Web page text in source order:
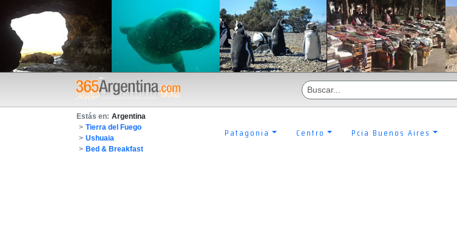
Estás en: Argentina
> Tierra del Fuego
> Ushuaia
> Bed & Breakfast
Patagonia Centro Pcia Buenos Aires